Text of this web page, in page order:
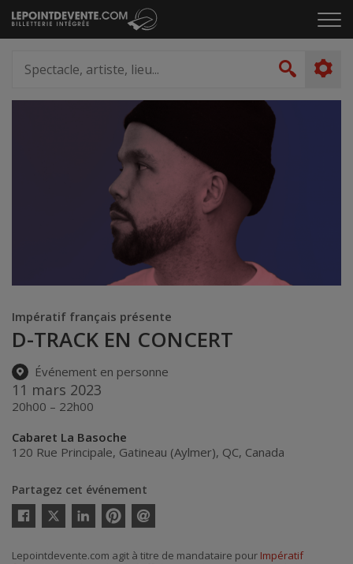
Passer
au
le
artiste,
lieu...
Impératif français présente
D-TRACK EN CONCERT
Événement en personne
11 mars 2023
20h00 – 22h00
Cabaret La Basoche
120 Rue Principale, Gatineau (Aylmer), QC, Canada
Partagez cet événement
Twitter
courriel
Lepointdevente.com agit à titre de mandataire pour Impératif